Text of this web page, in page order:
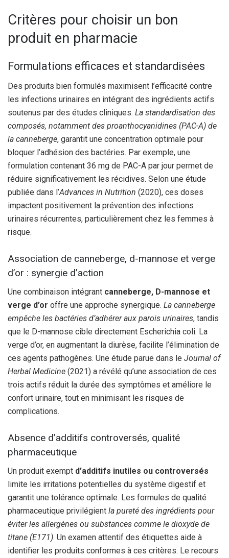
Critères pour choisir un bon
produit en pharmacie
Formulations efficaces et standardisées
Des produits bien formulés maximisent l’efficacité contre
les infections urinaires en intégrant des ingrédients actifs
soutenus par des études cliniques. La standardisation des
composés, notamment des proanthocyanidines (PAC-A) de
la canneberge, garantit une concentration optimale pour
bloquer l’adhésion des bactéries. Par exemple, une
formulation contenant 36 mg de PAC-A par jour permet de
réduire significativement les récidives. Selon une étude
publiée dans l’Advances in Nutrition (2020), ces doses
impactent positivement la prévention des infections
urinaires récurrentes, particulièrement chez les femmes à
risque.
Association de canneberge, d-mannose et verge
d’or : synergie d’action
Une combinaison intégrant canneberge, D-mannose et
verge d’or offre une approche synergique. La canneberge
empêche les bactéries d’adhérer aux parois urinaires, tandis
que le D-mannose cible directement Escherichia coli. La
verge d’or, en augmentant la diurèse, facilite l’élimination de
ces agents pathogènes. Une étude parue dans le Journal of
Herbal Medicine (2021) a révélé qu’une association de ces
trois actifs réduit la durée des symptômes et améliore le
confort urinaire, tout en minimisant les risques de
complications.
Absence d’additifs controversés, qualité
pharmaceutique
Un produit exempt d’additifs inutiles ou controversés
limite les irritations potentielles du système digestif et
garantit une tolérance optimale. Les formules de qualité
pharmaceutique privilégient la pureté des ingrédients pour
éviter les allergènes ou substances comme le dioxyde de
titane (E171). Un examen attentif des étiquettes aide à
identifier les produits conformes à ces critères. Le recours